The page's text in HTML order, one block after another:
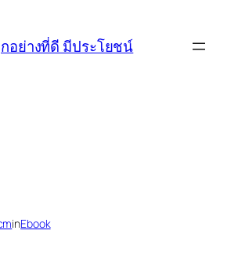
อย่างที่ดี มีประโยชน์
inEbook